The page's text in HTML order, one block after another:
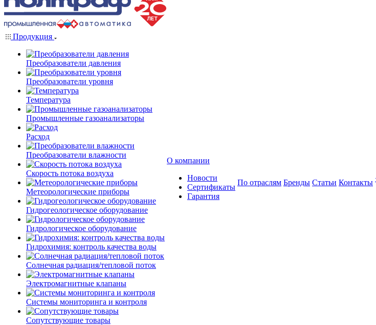
Продукция
Преобразователи давления
Преобразователи уровня
Температура
Промышленные газоанализаторы
Расход
Преобразователи влажности
Скорость потока воздуха
Метеорологические приборы
Гидрогеологическое оборудование
Гидрологическое оборудование
Гидрохимия: контроль качества воды
Солнечная радиация/тепловой поток
Электромагнитные клапаны
Системы мониторинга и контроля
Сопутствующие товары
О компании
Новости
Сертификаты
Гарантия
По отраслям Бренды Статьи Контакты